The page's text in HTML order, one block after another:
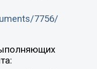
7756/